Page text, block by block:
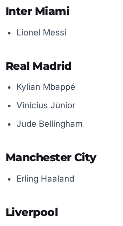
Inter Miami
Lionel Messi
Real Madrid
Kylian Mbappé
Vinícius Júnior
Jude Bellingham
Manchester City
Erling Haaland
Liverpool